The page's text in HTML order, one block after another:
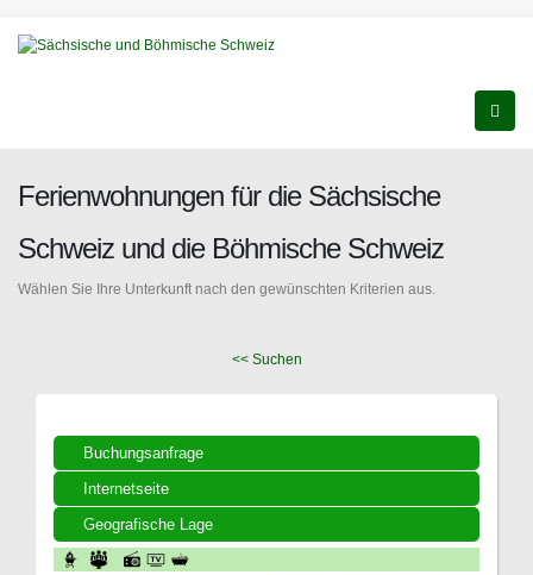
Ferienwohnungen für die Sächsische
Schweiz und die Böhmische Schweiz
Wählen Sie Ihre Unterkunft nach den gewünschten Kriterien aus.
<< Suchen
Buchungsanfrage
Internetseite
Geografische Lage